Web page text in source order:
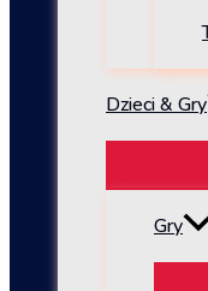
Dzieci & Gry
Gry